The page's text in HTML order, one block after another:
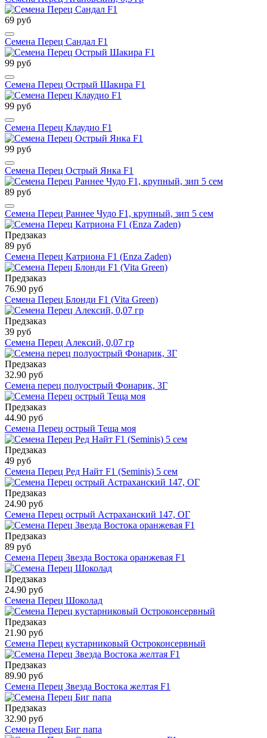
69 руб
Семена Перец Сандал F1
99 руб
Семена Перец Острый Шакира F1
99 руб
Семена Перец Клаудио F1
99 руб
Семена Перец Острый Янка F1
89 руб
Семена Перец Раннее Чудо F1, крупный, зип 5 сем
Предзаказ
89 руб
Семена Перец Катриона F1 (Enza Zaden)
Предзаказ
76.90 руб
Семена Перец Блонди F1 (Vita Green)
Предзаказ
39 руб
Семена Перец Алексий, 0,07 гр
Предзаказ
32.90 руб
Семена перец полуострый Фонарик, ЗГ
Предзаказ
44.90 руб
Семена Перец острый Теща моя
Предзаказ
49 руб
Семена Перец Ред Найт F1 (Seminis) 5 сем
Предзаказ
24.90 руб
Семена Перец острый Астраханский 147, ОГ
Предзаказ
89 руб
Семена Перец Звезда Востока оранжевая F1
Предзаказ
24.90 руб
Семена Перец Шоколад
Предзаказ
21.90 руб
Семена Перец кустарниковый Остроконсервный
Предзаказ
89.90 руб
Семена Перец Звезда Востока желтая F1
Предзаказ
32.90 руб
Семена Перец Биг папа